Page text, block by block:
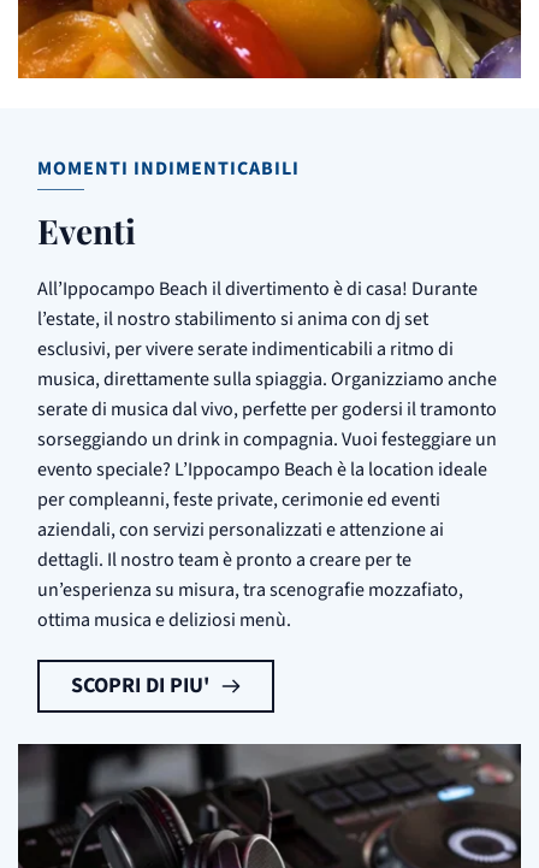
MOMENTI INDIMENTICABILI
Eventi
All’Ippocampo Beach il divertimento è di casa! Durante
l’estate, il nostro stabilimento si anima con dj set
esclusivi, per vivere serate indimenticabili a ritmo di
musica, direttamente sulla spiaggia. Organizziamo anche
serate di musica dal vivo, perfette per godersi il tramonto
sorseggiando un drink in compagnia. Vuoi festeggiare un
evento speciale? L’Ippocampo Beach è la location ideale
per compleanni, feste private, cerimonie ed eventi
aziendali, con servizi personalizzati e attenzione ai
dettagli. Il nostro team è pronto a creare per te
un’esperienza su misura, tra scenografie mozzafiato,
ottima musica e deliziosi menù.
SCOPRI DI PIU'